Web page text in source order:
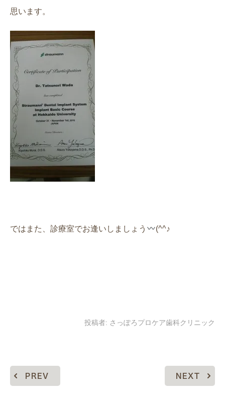
思います。
ではまた、診療室でお逢いしましょう (^^♪
投稿者: さっぽろプロケア歯科クリニック
PREV NEXT